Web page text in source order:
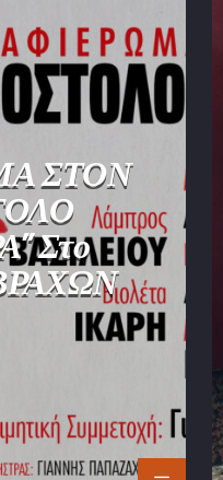
ΣΤΟΝ
Στο